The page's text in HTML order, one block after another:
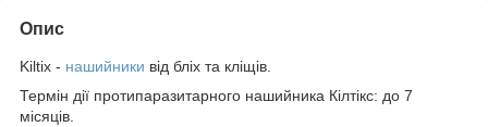
Опис
Kiltix - нашийники від бліх та кліщів.
Термін дії протипаразитарного нашийника Кілтікс: до 7
місяців.